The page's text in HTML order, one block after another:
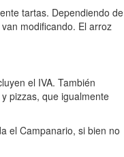
tartas. Dependiendo de
modificando. El arroz
el IVA. También
pizzas, que igualmente
el Campanario, si bien no